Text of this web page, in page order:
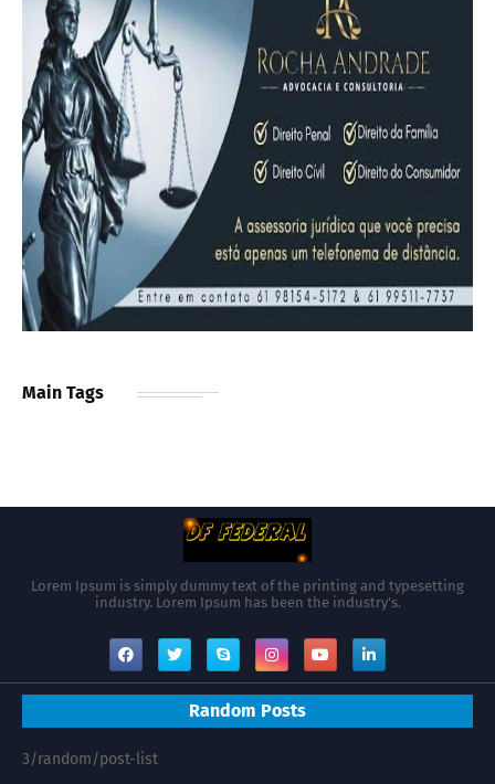
Main Tags
Lorem Ipsum is simply dummy text of the printing and typesetting
industry. Lorem Ipsum has been the industry's.
Random Posts
3/random/post-list